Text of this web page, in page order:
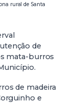
rural de Santa
de
mata-burros
de madeira
e